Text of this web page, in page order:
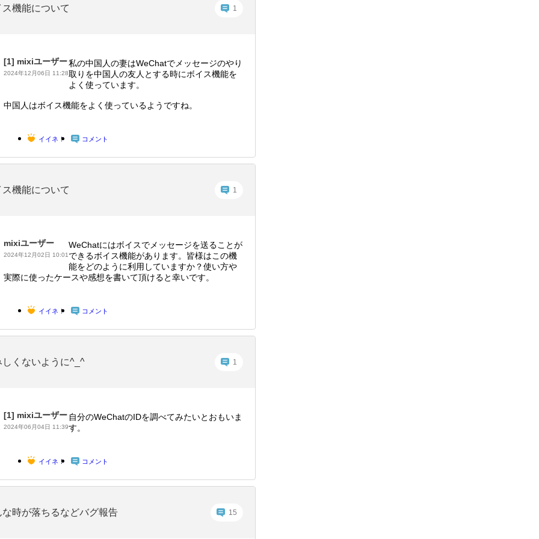
ス機能について 1
[1] mixiユーザー
2024年12月06日 11:28
私の中国人の妻はWeChatでメッセージのやり
取りを中国人の友人とする時にボイス機能を
よく使っています。
中国人はボイス機能をよく使っているようですね。
イイネ！ コメント
ス機能について 1
mixiユーザー
2024年12月02日 10:01
WeChatにはボイスでメッセージを送ることが
できるボイス機能があります。皆様はこの機
能をどのように利用していますか？使い方や
実際に使ったケースや感想を書いて頂けると幸いです。
イイネ！ コメント
しくないように^_^ 1
[1] mixiユーザー
2024年06月04日 11:39
自分のWeChatのIDを調べてみたいとおもいま
す。
イイネ！ コメント
な時が落ちるなどバグ報告 15